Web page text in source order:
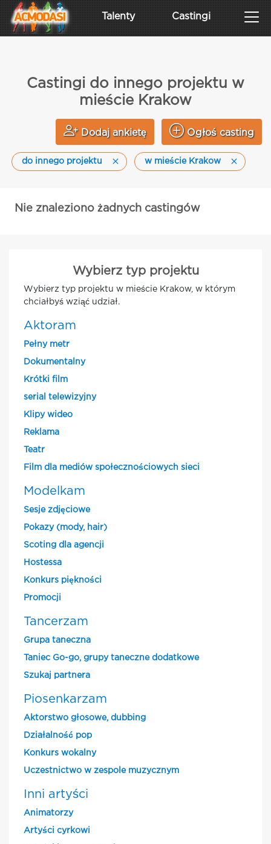
Talenty Castingi
Castingi do innego projektu w
mieście Krakow
Dodaj ankietę Ogłoś casting
do innego projektu w mieście Krakow
Nie znaleziono żadnych castingów
Wybierz typ projektu
Wybierz typ projektu w mieście Krakow, w którym
chciałbyś wziąć udział.
Aktoram
Pełny metr
Dokumentalny
Krótki film
serial telewizyjny
Klipy wideo
Reklama
Teatr
Film dla mediów społecznościowych sieci
Modelkam
Sesje zdjęciowe
Pokazy (mody, hair)
Scoting dla agencji
Hostessa
Konkurs piękności
Promocji
Tancerzam
Grupa taneczna
Taniec Go-go, grupy taneczne dodatkowe
Szukaj partnera
Piosenkarzam
Aktorstwo głosowe, dubbing
Działalność pop
Konkurs wokalny
Uczestnictwo w zespole muzycznym
Inni artyści
Animatorzy
Artyści cyrkowi